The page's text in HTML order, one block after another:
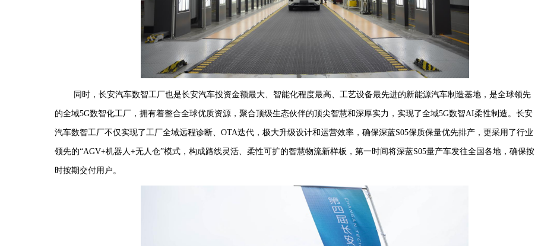
同时，长安汽车数智工厂也是长安汽车投资金额最大、智能化程度最高、工艺设备最先进的新能源汽车制造基地，是全球领先
的全域5G数智化工厂，拥有着整合全球优质资源，聚合顶级生态伙伴的顶尖智慧和深厚实力，实现了全域5G数智AI柔性制造。长安
汽车数智工厂不仅实现了工厂全域远程诊断、OTA迭代，极大升级设计和运营效率，确保深蓝S05保质保量优先排产，更采用了行业
领先的“AGV+机器人+无人仓”模式，构成路线灵活、柔性可扩的智慧物流新样板，第一时间将深蓝S05量产车发往全国各地，确保按
时按期交付用户。